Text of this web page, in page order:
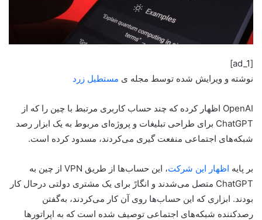
[ad_1]
نوشته و ویرایش شده توسط مجله ی مستطیل زرد
OpenAI اظهار کرده که چند حساب کاربری مرتبط با چین را که از
ChatGPT برای طراحی تبلیغات و پروژه‌ای مربوط به یک ابزار رصد
شبکه‌های اجتماعی منفعت گیری می‌کردند، مسدود کرده است.
بر پایه اظهار این شرکت
، این حساب‌ها از طریق VPN از چین به
ChatGPT متصل می‌شدند و انگارً برای یک مشتری دولتی درحال کار
بودند. ابزاری که این حساب‌ها روی آن کار می‌کردند، به‌گفتن
رصدکننده شبکه‌های اجتماعی توصیف شده است که به اپراتورها